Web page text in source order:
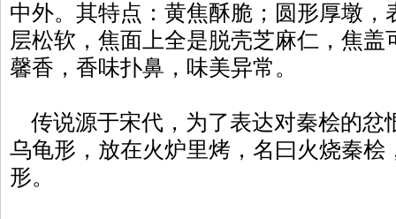
中外。其特点：黄焦酥脆；圆形厚墩，
层松软，焦面上全是脱壳芝麻仁，焦
馨香，香味扑鼻，味美异常。
传说源于宋代，为了表达对秦桧的忿
乌龟形，放在火炉里烤，名曰火烧秦桧
形。